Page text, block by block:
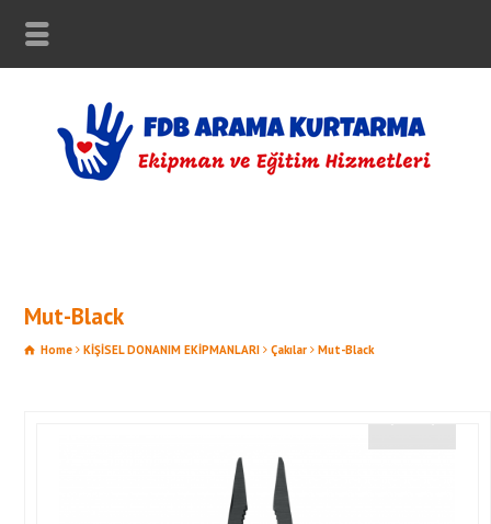
Mut-Black
Home KİŞİSEL DONANIM EKİPMANLARI Çakılar Mut-Black